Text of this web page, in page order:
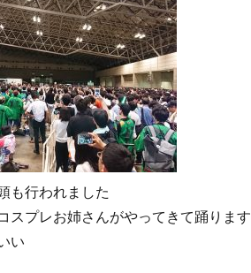
も行われました
スプレお姉さんがやってきて踊ります
い